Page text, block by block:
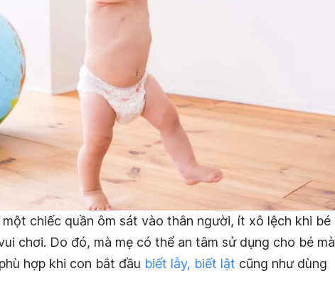
chiếc quần ôm sát vào thân người, ít xô lệch khi bé
chơi. Do đó, mà mẹ có thể an tâm sử dụng cho bé mà
hợp khi con bắt đầu biết lẫy, biết lật cũng như dùng